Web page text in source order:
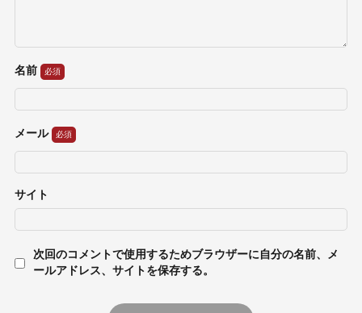
名前
メール
サイト
次回のコメントで使用するためブラウザーに自分の名前、メ
ールアドレス、サイトを保存する。